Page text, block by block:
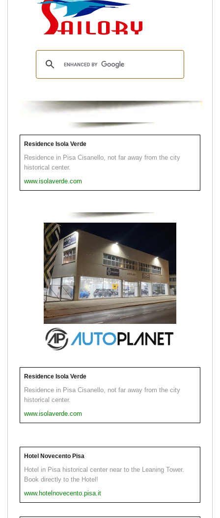
Residence Isola Verde
Residence in Pisa Cisanello, not far away from the city
historical center.
www.isolaverde.com
Residence Isola Verde
Residence in Pisa Cisanello, not far away from the city
historical center.
www.isolaverde.com
Hotel Novecento Pisa
Hotel in Pisa historical center near to the Leaning Tower.
Book directly to the Hotel!
www.hotelnovecento.pisa.it